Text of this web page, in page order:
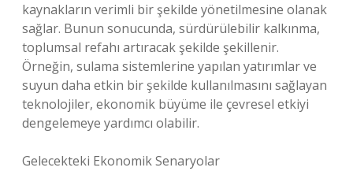
kaynakların verimli bir şekilde yönetilmesine olanak
sağlar. Bunun sonucunda, sürdürülebilir kalkınma,
toplumsal refahı artıracak şekilde şekillenir.
Örneğin, sulama sistemlerine yapılan yatırımlar ve
suyun daha etkin bir şekilde kullanılmasını sağlayan
teknolojiler, ekonomik büyüme ile çevresel etkiyi
dengelemeye yardımcı olabilir.
Gelecekteki Ekonomik Senaryolar